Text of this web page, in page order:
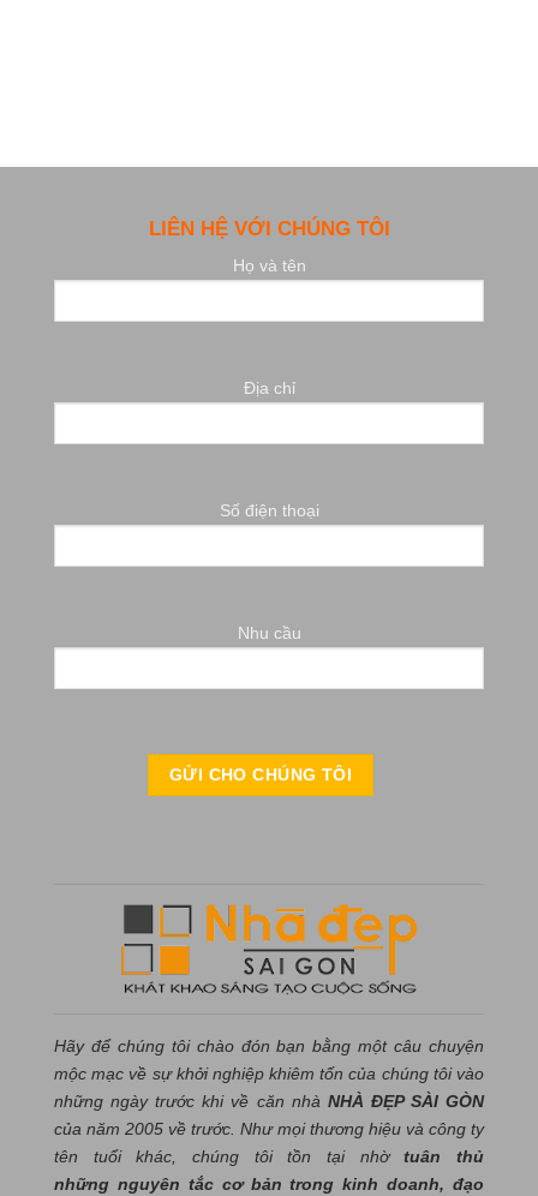
LIÊN HỆ VỚI CHÚNG TÔI
Họ và tên
Địa chỉ
Số điện thoại
Nhu cầu
Hãy để chúng tôi chào đón bạn bằng một câu chuyện
mộc mạc về sự khởi nghiệp khiêm tốn của chúng tôi vào
những ngày trước khi về căn nhà NHÀ ĐẸP SÀI GÒN
của năm 2005 về trước. Như mọi thương hiệu và công ty
tên tuổi khác, chúng tôi tồn tại nhờtuân thủ
những nguyên tắc cơ bản trong kinh doanh, đạo